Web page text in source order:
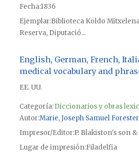
Fecha1836
Ejemplar Biblioteca Koldo
Reserva, Diputació...
English, German, French,
medical vocabulary and
EE. UU.
Categoría:Diccionarios y obras
Autor Marie, Joseph Samuel Forester
Impresor/Editor P. Blakiston's son &
Lugar de impresiónFiladelfia